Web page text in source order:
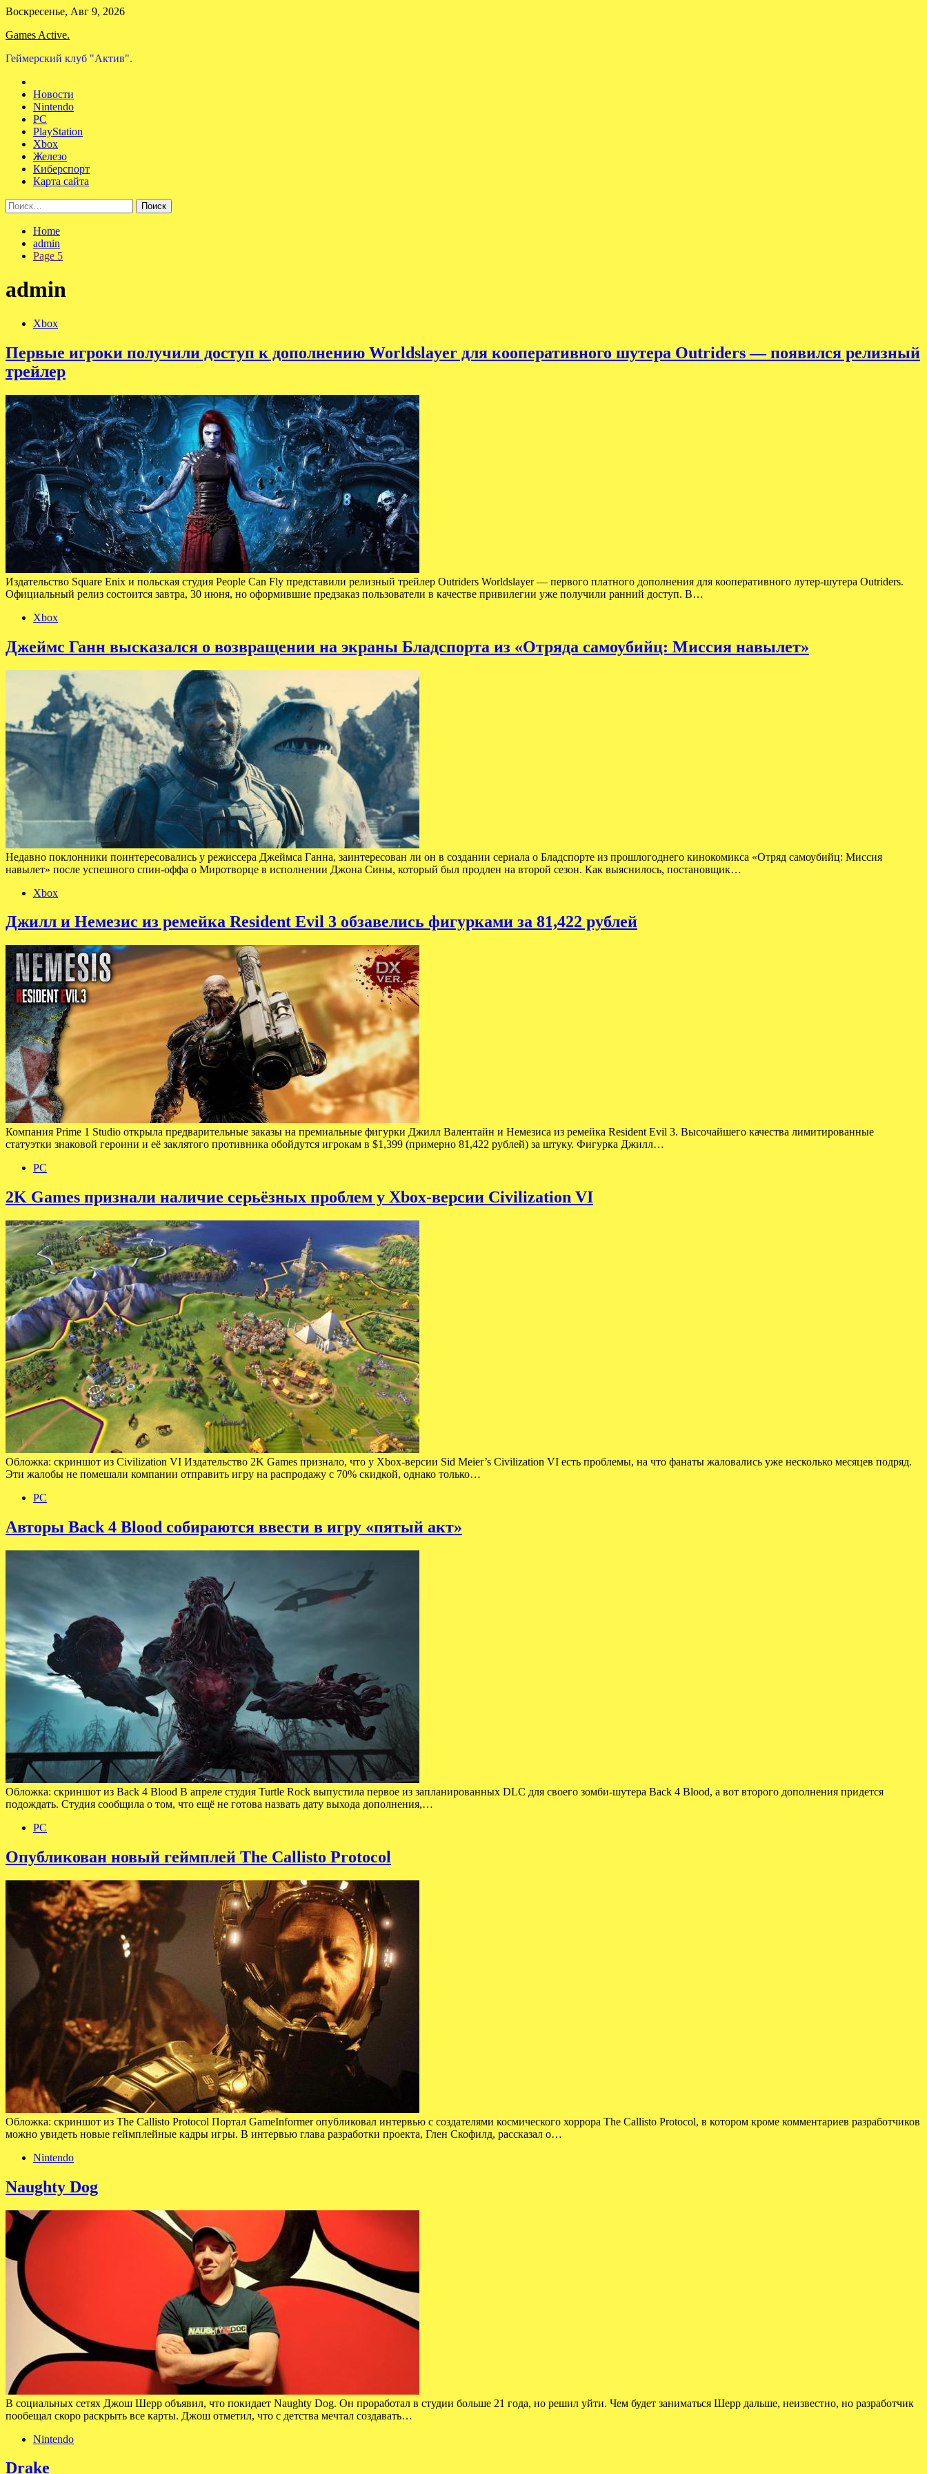
Skip
content
Воскресенье, Авг 9, 2026
Games Active.
Геймерский клуб "Актив".
Новости
Nintendo
PC
PlayStation
Xbox
Железо
Киберспорт
Карта сайта
Найти:
Home
admin
Page 5
admin
Xbox
Первые игроки получили доступ к дополнению Worldslayer для кооперативного шутера Outriders — появился релизный
трейлер
Издательство Square Enix и польская студия People Can Fly представили релизный трейлер Outriders Worldslayer — первого платного дополнения для кооперативного лутер-шутера Outriders.
Официальный релиз состоится завтра, 30 июня, но оформившие предзаказ пользователи в качестве привилегии уже получили ранний доступ. В…
Xbox
Джеймс Ганн высказался о возвращении на экраны Бладспорта из «Отряда самоубийц: Миссия навылет»
Недавно поклонники поинтересовались у режиссера Джеймса Ганна, заинтересован ли он в создании сериала о Бладспорте из прошлогоднего кинокомикса «Отряд самоубийц: Миссия
навылет» после успешного спин-оффа о Миротворце в исполнении Джона Сины, который был продлен на второй сезон. Как выяснилось, постановщик…
Xbox
Джилл и Немезис из ремейка Resident Evil 3 обзавелись фигурками за 81,422 рублей
Компания Prime 1 Studio открыла предварительные заказы на премиальные фигурки Джилл Валентайн и Немезиса из ремейка Resident Evil 3. Высочайшего качества лимитированные
статуэтки знаковой героини и её заклятого противника обойдутся игрокам в $1,399 (примерно 81,422 рублей) за штуку. Фигурка Джилл…
PC
2K Games признали наличие серьёзных проблем у Xbox-версии Civilization VI
Обложка: скриншот из Civilization VI Издательство 2K Games признало, что у Xbox-версии Sid Meier’s Civilization VI есть проблемы, на что фанаты жаловались уже несколько месяцев подряд.
Эти жалобы не помешали компании отправить игру на распродажу с 70% скидкой, однако только…
PC
Авторы Back 4 Blood собираются ввести в игру «пятый акт»
Обложка: скриншот из Back 4 Blood В апреле студия Turtle Rock выпустила первое из запланированных DLC для своего зомби-шутера Back 4 Blood, а вот второго дополнения придется
подождать. Студия сообщила о том, что ещё не готова назвать дату выхода дополнения,…
PC
Опубликован новый геймплей The Callisto Protocol
Обложка: скриншот из The Callisto Protocol Портал GameInformer опубликовал интервью с создателями космического хоррора The Callisto Protocol, в котором кроме комментариев разработчиков
можно увидеть новые геймплейные кадры игры. В интервью глава разработки проекта, Глен Скофилд, рассказал о…
Nintendo
Naughty Dog
В социальных сетях Джош Шерр объявил, что покидает Naughty Dog. Он проработал в студии больше 21 года, но решил уйти. Чем будет заниматься Шерр дальше, неизвестно, но разработчик
пообещал скоро раскрыть все карты. Джош отметил, что с детства мечтал создавать…
Nintendo
Drake